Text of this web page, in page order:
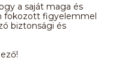
a saját maga és
fokozott figyelemmel
biztonsági és